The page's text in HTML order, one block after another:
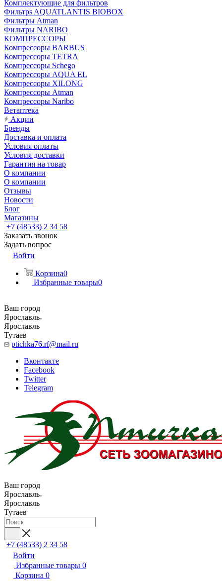
Комплектующие для фильтров
Фильтрs AQUATLANTIS BIOBOX
Фильтры Atman
Фильтры NARIBO
КОМПРЕССОРЫ
Компрессоры BARBUS
Компрессоры TETRA
Компрессоры Schego
Компрессоры AQUA EL
Компрессоры XILONG
Компрессоры Atman
Компрессоры Naribo
Ветаптека
Акции
Бренды
Доставка и оплата
Условия оплаты
Условия доставки
Гарантия на товар
О компании
О компании
Отзывы
Новости
Блог
Магазины
+7 (48533) 2 34 58
Заказать звонок
Задать вопрос
Войти
Корзина0
Избранные товары0
Ваш город
Ярославль
Ярославль
Тутаев
ptichka76.rf@mail.ru
Вконтакте
Facebook
Twitter
Telegram
Ваш город
Ярославль
Ярославль
Тутаев
+7 (48533) 2 34 58
Войти
Избранные товары 0
Корзина 0